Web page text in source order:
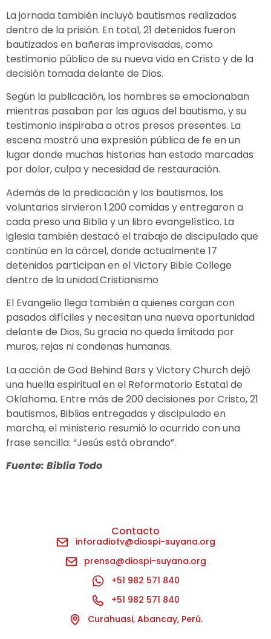
La jornada también incluyó bautismos realizados
dentro de la prisión. En total, 21 detenidos fueron
bautizados en bañeras improvisadas, como
testimonio público de su nueva vida en Cristo y de la
decisión tomada delante de Dios.
Según la publicación, los hombres se emocionaban
mientras pasaban por las aguas del bautismo, y su
testimonio inspiraba a otros presos presentes. La
escena mostró una expresión pública de fe en un
lugar donde muchas historias han estado marcadas
por dolor, culpa y necesidad de restauración.
Además de la predicación y los bautismos, los
voluntarios sirvieron 1.200 comidas y entregaron a
cada preso una Biblia y un libro evangelístico. La
iglesia también destacó el trabajo de discipulado que
continúa en la cárcel, donde actualmente 17
detenidos participan en el Victory Bible College
dentro de la unidad.Cristianismo
El Evangelio llega también a quienes cargan con
pasados difíciles y necesitan una nueva oportunidad
delante de Dios, Su gracia no queda limitada por
muros, rejas ni condenas humanas.
La acción de God Behind Bars y Victory Church dejó
una huella espiritual en el Reformatorio Estatal de
Oklahoma. Entre más de 200 decisiones por Cristo, 21
bautismos, Biblias entregadas y discipulado en
marcha, el ministerio resumió lo ocurrido con una
frase sencilla: “Jesús está obrando”.
Fuente: Biblia Todo
Contacto
inforadiotv@diospi-suyana.org
prensa@diospi-suyana.org
+51 982 571 840
+51 982 571 840
Curahuasi, Abancay, Perú.